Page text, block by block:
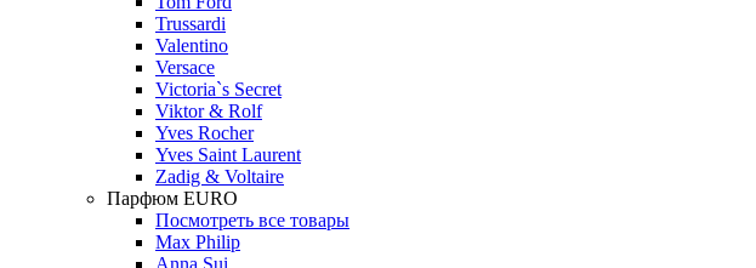
Trussardi
Valentino
Versace
Victoria`s Secret
Viktor & Rolf
Yves Rocher
Yves Saint Laurent
Zadig & Voltaire
Парфюм EURO
Посмотреть все товары
Max Philip
Anna Sui